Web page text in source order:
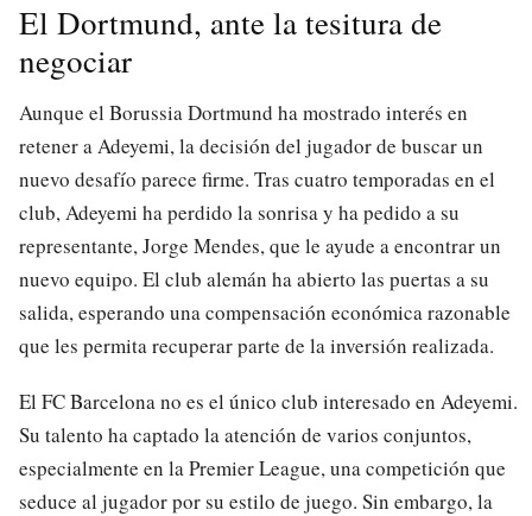
El Dortmund, ante la tesitura de
negociar
Aunque el Borussia Dortmund ha mostrado interés en
retener a Adeyemi, la decisión del jugador de buscar un
nuevo desafío parece firme. Tras cuatro temporadas en el
club, Adeyemi ha perdido la sonrisa y ha pedido a su
representante, Jorge Mendes, que le ayude a encontrar un
nuevo equipo. El club alemán ha abierto las puertas a su
salida, esperando una compensación económica razonable
que les permita recuperar parte de la inversión realizada.
El FC Barcelona no es el único club interesado en Adeyemi.
Su talento ha captado la atención de varios conjuntos,
especialmente en la Premier League, una competición que
seduce al jugador por su estilo de juego. Sin embargo, la